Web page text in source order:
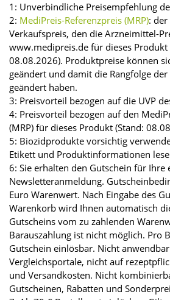
1: Unverbindliche Preisempfehlung
2: MediPreis-Referenzpreis (MRP):
Verkaufspreis, den die Arzneimittel-
www.medipreis.de für dieses Produkt
08.08.2026). Produktpreise können
geändert und damit die Rangfolge
geändert haben.
3: Preisvorteil bezogen auf die UVP
4: Preisvorteil bezogen auf den
(MRP) für dieses Produkt (Stand:
5: Biozidprodukte vorsichtig
Etikett und Produktinformationen
6: Sie erhalten den Gutschein für Ihre
Newsletteranmeldung.
Euro Warenwert. Nach Eingabe des
Warenkorb wird Ihnen automatisch
Gutscheins vom zu zahlenden
Barauszahlung ist nicht möglich. Pro
Gutschein einlösbar. Nicht
Vergleichsportale, nicht auf
und Versandkosten. Nicht
Gutscheinen, Rabatten und